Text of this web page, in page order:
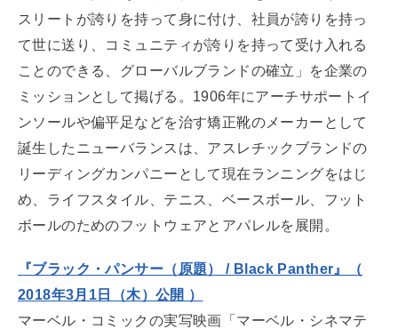
スリートが誇りを持って身に付け、社員が誇りを持っ
て世に送り、コミュニティが誇りを持って受け入れる
ことのできる、グローバルブランドの確立」を企業の
ミッションとして掲げる。1906年にアーチサポートイ
ンソールや偏平足などを治す矯正靴のメーカーとして
誕生したニューバランスは、アスレチックブランドの
リーディングカンパニーとして現在ランニングをはじ
め、ライフスタイル、テニス、ベースボール、フット
ボールのためのフットウェアとアパレルを展開。
『ブラック・パンサー（原題） / Black Panther』（
2018年3月1日（木）公開 ）
マーベル・コミックの実写映画「マーベル・シネマテ